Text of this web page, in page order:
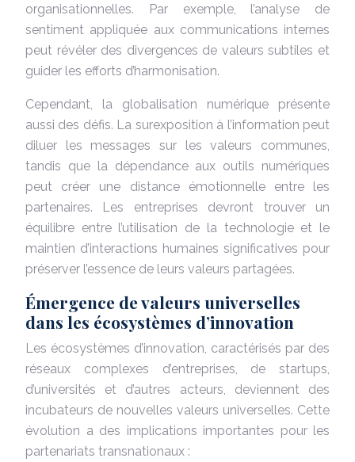
organisationnelles. Par exemple, l’analyse de
sentiment appliquée aux communications internes
peut révéler des divergences de valeurs subtiles et
guider les efforts d’harmonisation.
Cependant, la globalisation numérique présente
aussi des défis. La surexposition à l’information peut
diluer les messages sur les valeurs communes,
tandis que la dépendance aux outils numériques
peut créer une distance émotionnelle entre les
partenaires. Les entreprises devront trouver un
équilibre entre l’utilisation de la technologie et le
maintien d’interactions humaines significatives pour
préserver l’essence de leurs valeurs partagées.
Émergence de valeurs universelles
dans les écosystèmes d’innovation
Les écosystèmes d’innovation, caractérisés par des
réseaux complexes d’entreprises, de startups,
d’universités et d’autres acteurs, deviennent des
incubateurs de nouvelles valeurs universelles. Cette
évolution a des implications importantes pour les
partenariats transnationaux :